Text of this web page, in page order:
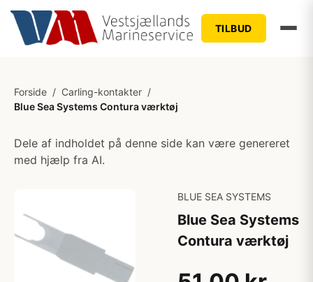
TILBUD
Forside / Carling-kontakter /
Blue Sea Systems Contura værktøj
Dele af indholdet på denne side kan være genereret
med hjælp fra AI.
BLUE SEA SYSTEMS
Blue Sea Systems
Contura værktøj